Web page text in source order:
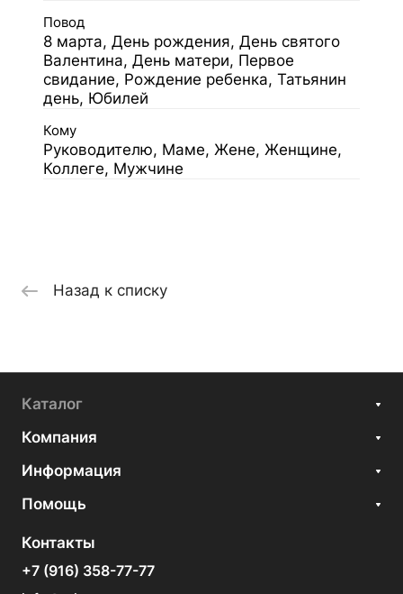
Повод
8 марта, День рождения, День святого
Валентина, День матери, Первое
свидание, Рождение ребенка, Татьянин
день, Юбилей
Кому
Руководителю, Маме, Жене, Женщине,
Коллеге, Мужчине
Назад к списку
Каталог
Компания
Информация
Помощь
Контакты
+7 (916) 358-77-77